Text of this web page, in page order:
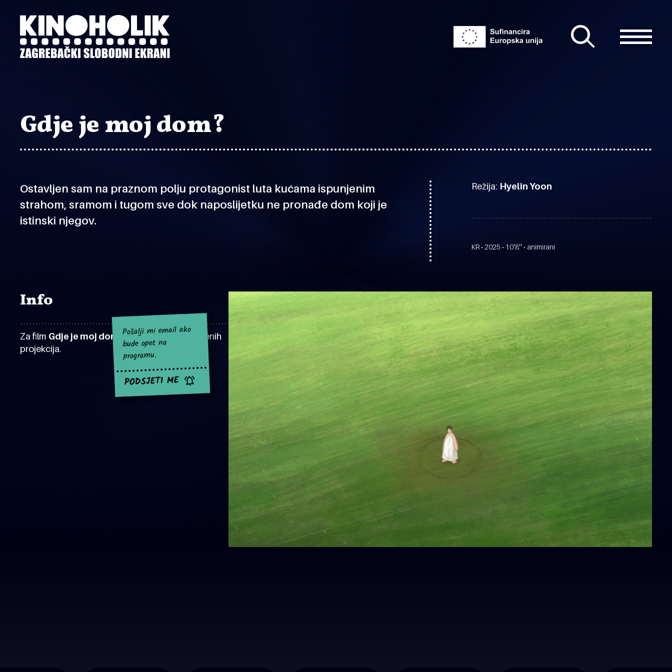
sadržaj
Gdje je moj dom?
Ostavljen sam na praznom polju protagonist luta kućama ispunjenim
strahom, sramom i tugom sve dok naposlijetku ne pronađe dom koji je
istinski njegov.
Režija: Hyelin Yoon
KR • 2025 • 10'8'' • animirani
Info
Za film Gdje je moj dom? za sad nema najavljenih
projekcija.
Pošalji mi email ako
bude opet na
programu.
PODSJETI ME